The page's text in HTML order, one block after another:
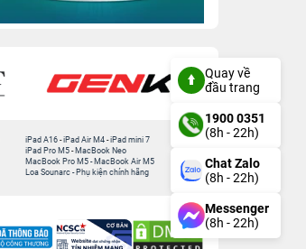
iPad A16 -iPad Air M4 -iPad mini 7
iPad Pro M5 - MacBook Neo
MacBook Pro M5 - MacBook Air M5
Loa Sounarc - Phụ kiện chính hãng
Quay về
đầu trang
1900 0351
(8h - 22h)
Chat Zalo
(8h - 22h)
Messenger
(8h - 22h)